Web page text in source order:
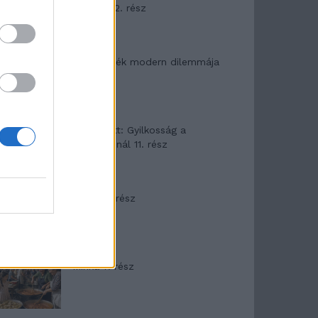
mítosza 2. rész
Az ereklyék modern dilemmája
T. Barnett: Gyilkosság a
Garda-tónál 11. rész
Minka 8. rész
Minka 7. rész